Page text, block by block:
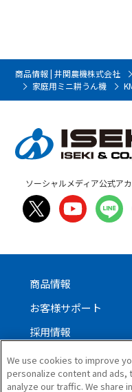
商品情報 | 井関農機株式会社
家庭用ミニ耕うん機
ソーシャルメディア公式ア
商品情報
お客様サポート
採用情報
サイトについて
We use cookies to improve
personalize content and
analyze our traffic. We share